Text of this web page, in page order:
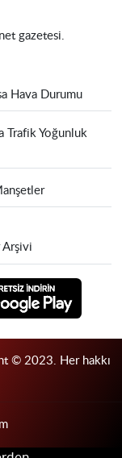
gazetesi.
Hava Durumu
Trafik Yoğunluk
Arşivi
© 2023. Her hakkı